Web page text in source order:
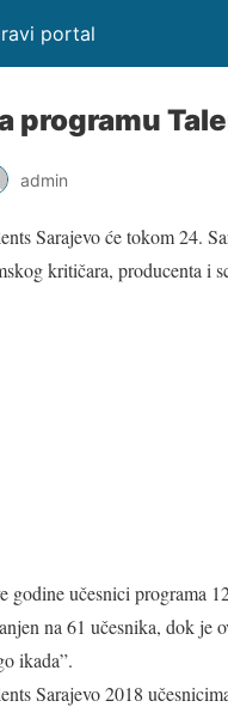
portal
programu
admin
Sarajevo će tokom 24.
kritičara, producenta i
godine učesnici programa
na 61 učesnika, dok je
ikada”.
Sarajevo 2018